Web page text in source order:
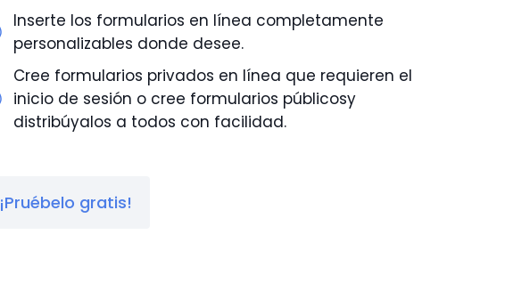
Inserte los formularios en línea completamente
personalizables donde desee.
Cree formularios privados en línea que requieren el
inicio de sesión o cree formularios públicosy
distribúyalos a todos con facilidad.
¡Pruébelo gratis!